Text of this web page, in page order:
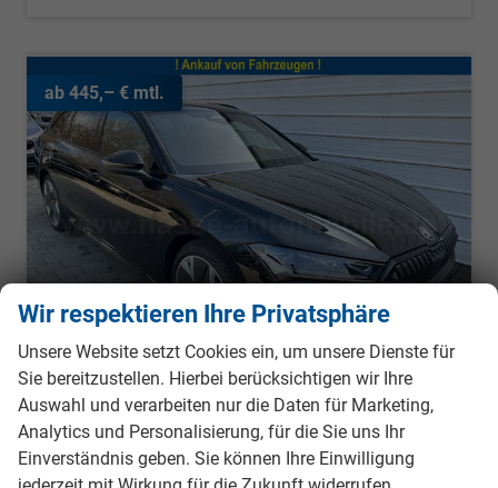
ab 445,– € mtl.
Skoda Superb Combi
sofort lieferbar Fahrzeug mit Tageszulassung
Wir respektieren Ihre Privatsphäre
Unsere Website setzt Cookies ein, um unsere Dienste für
Sie bereitzustellen. Hierbei berücksichtigen wir Ihre
Auswahl und verarbeiten nur die Daten für Marketing,
Analytics und Personalisierung, für die Sie uns Ihr
Einverständnis geben. Sie können Ihre Einwilligung